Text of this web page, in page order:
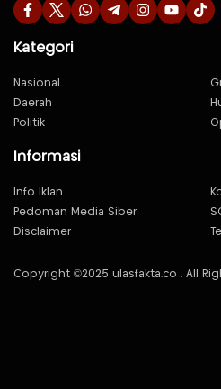
Kategori
Nasional
Daerah
Politik
Informasi
Info Iklan
Pedoman Media Siber
Disclaimer
Copyright ©2025 ulasfakta.co . All